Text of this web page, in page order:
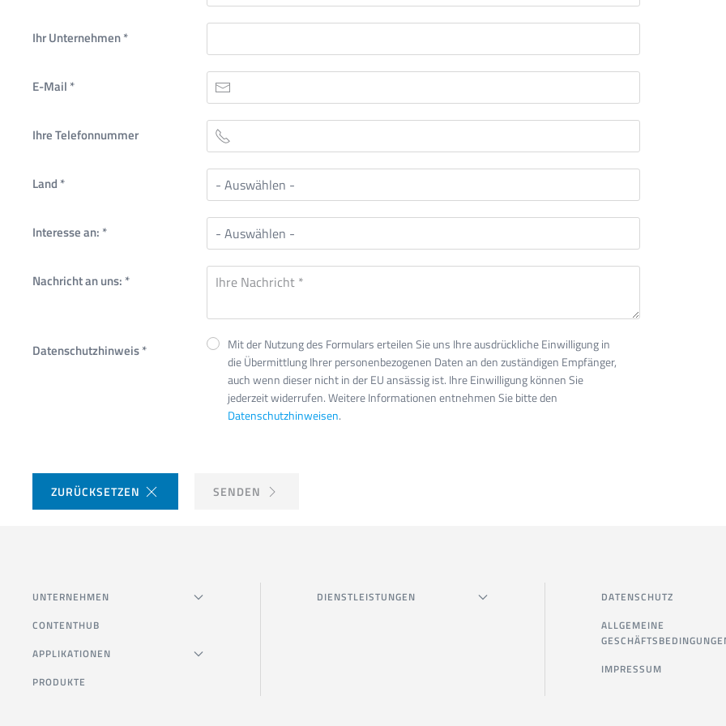
Ihr Unternehmen*
E-Mail *
Ihre Telefonnummer
Land *
Interesse an: *
Nachricht an uns: *
Datenschutzhinweis*
Mit der Nutzung des Formulars erteilen Sie uns Ihre ausdrückliche Einwilligung in
die Übermittlung Ihrer personenbezogenen Daten an den zuständigen Empfänger,
auch wenn dieser nicht in der EU ansässig ist. Ihre Einwilligung können Sie
jederzeit widerrufen. Weitere Informationen entnehmen Sie bitte den
Datenschutzhinweisen.
ZURÜCKSETZEN SENDEN
UNTERNEHMEN
CONTENTHUB
APPLIKATIONEN
PRODUKTE
DIENSTLEISTUNGEN
DATENSCHUTZ
ALLGEMEINE
IMPRESSUM